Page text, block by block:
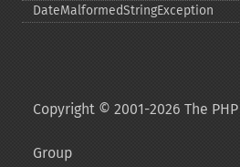
DateMalformedStringException
Copyright © 2001-2026 The
Group